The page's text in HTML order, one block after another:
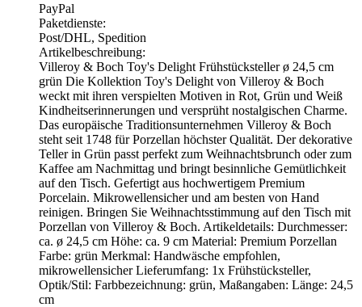
PayPal
Paketdienste:
Post/DHL, Spedition
Artikelbeschreibung:
Villeroy & Boch Toy's Delight Frühstücksteller ø 24,5 cm
grün Die Kollektion Toy's Delight von Villeroy & Boch
weckt mit ihren verspielten Motiven in Rot, Grün und Weiß
Kindheitserinnerungen und versprüht nostalgischen Charme.
Das europäische Traditionsunternehmen Villeroy & Boch
steht seit 1748 für Porzellan höchster Qualität. Der dekorative
Teller in Grün passt perfekt zum Weihnachtsbrunch oder zum
Kaffee am Nachmittag und bringt besinnliche Gemütlichkeit
auf den Tisch. Gefertigt aus hochwertigem Premium
Porcelain. Mikrowellensicher und am besten von Hand
reinigen. Bringen Sie Weihnachtsstimmung auf den Tisch mit
Porzellan von Villeroy & Boch. Artikeldetails: Durchmesser:
ca. ø 24,5 cm Höhe: ca. 9 cm Material: Premium Porzellan
Farbe: grün Merkmal: Handwäsche empfohlen,
mikrowellensicher Lieferumfang: 1x Frühstücksteller,
Optik/Stil: Farbbezeichnung: grün, Maßangaben: Länge: 24,5
cm